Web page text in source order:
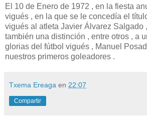
El 10 de Enero de 1972 , en la fiesta
vigués , en la que se le concedía el
vigués al atleta Javier Álvarez Salgado
también una distinción , entre otros , a
glorias del fútbol vigués , Manuel
nuestros primeros goleadores .
Txema Ereaga en 22:07
Compartir